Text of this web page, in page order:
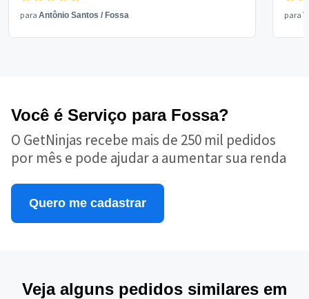
para Antônio Santos / Fossa para
Você é Serviço para Fossa?
O GetNinjas recebe mais de 250 mil pedidos
por mês e pode ajudar a aumentar sua renda
Quero me cadastrar
Veja alguns pedidos similares em